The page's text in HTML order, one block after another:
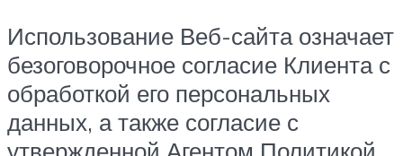
Использование Веб-сайта означает
безоговорочное согласие Клиента с
обработкой его персональных
данных, а также согласие с